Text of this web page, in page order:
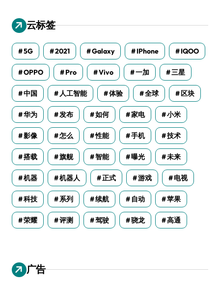
云标签
5G 2021 Galaxy IPhone IQOO
OPPO Pro Vivo 一加 三星
中国 人工智能 体验 全球 区块
华为 发布 如何 家电 小米
影像 怎么 性能 手机 技术
搭载 旗舰 智能 曝光 未来
机器 机器人 正式 游戏 电视
科技 系列 续航 自动 苹果
荣耀 评测 驾驶 骁龙 高通
广告